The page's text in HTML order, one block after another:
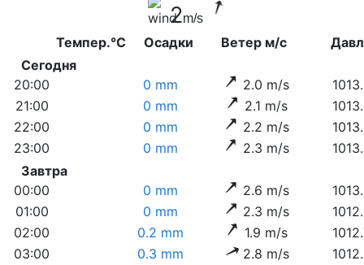
2m/s
Темпер.°C Осадки Ветер м/с
Сегодня
20:00
0 mm 2.0 m/s
21:00
0 mm 2.1 m/s
22:00
0 mm 2.2 m/s
23:00
0 mm 2.3 m/s
Завтра
00:00
0 mm 2.6 m/s
01:00
0 mm 2.3 m/s
02:00
0.2 mm 1.9 m/s
03:00
0.3 mm 2.8 m/s